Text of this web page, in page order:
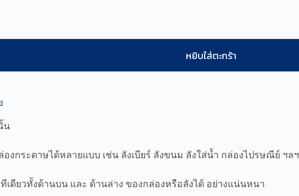
หยิบใส่ตะกร้า
น
งกระดาษได้หลายแบบ เช่น ลังเบียร์ ลังขนม ลังใส่น้ำ กล่องไปรษณีย์ ฯลฯ
เดียวทั้งด้านบน และ ด้านล่าง ของกล่องหรือลังได้ อย่างแน่นหนา